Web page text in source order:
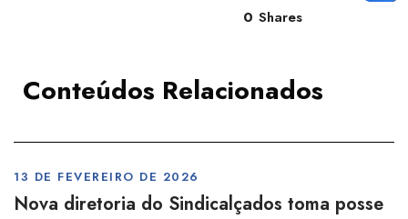
0 Shares
Conteúdos Relacionados
13 DE FEVEREIRO DE 2026
Nova diretoria do Sindicalçados toma posse